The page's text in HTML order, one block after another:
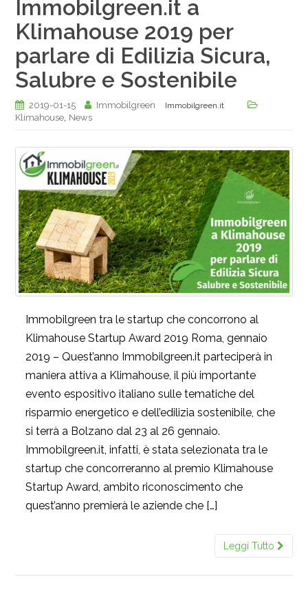
Immobilgreen.it a
Klimahouse 2019 per
parlare di Edilizia Sicura,
Salubre e Sostenibile
2019-01-15 Immobilgreen Immobilgreen.it
Klimahouse News
Immobilgreen tra le startup che concorrono al
Klimahouse Startup Award 2019 Roma, gennaio
2019 – Quest’anno Immobilgreen.it parteciperà in
maniera attiva a Klimahouse, il più importante
evento espositivo italiano sulle tematiche del
risparmio energetico e dell’edilizia sostenibile, che
si terrà a Bolzano dal 23 al 26 gennaio.
Immobilgreen.it, infatti, è stata selezionata tra le
startup che concorreranno al premio Klimahouse
Startup Award, ambito riconoscimento che
quest’anno premierà le aziende che […]
Leggi Tutto